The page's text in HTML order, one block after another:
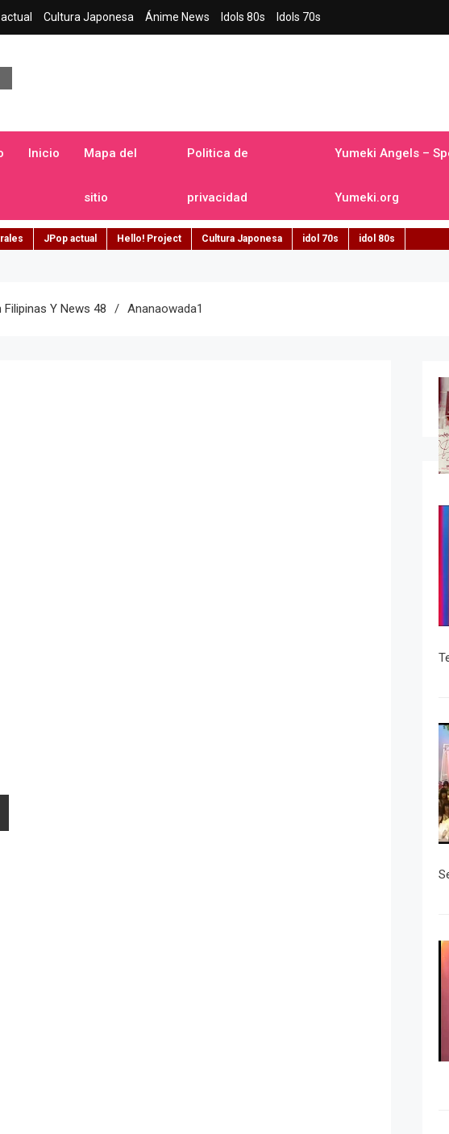
Cultura Japonesa Ánime News Idols 80s Idols 70s
Inicio Mapa del
sitio
Politica de
privacidad
Yumeki Angels –
Yumeki.org
JPop actual Hello! Project Cultura Japonesa idol 70s idol 80s
Filipinas Y News 48 Ananaowada1